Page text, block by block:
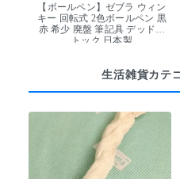
【ボールペン】ゼブラ ウィン
キー 回転式 2色ボールペン 黒
赤 希少 廃盤 筆記具 デッドス
トック 日本製
生活雑貨カテ